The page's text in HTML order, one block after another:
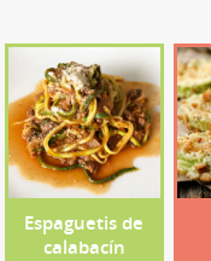
Espaguetis de
calabacín